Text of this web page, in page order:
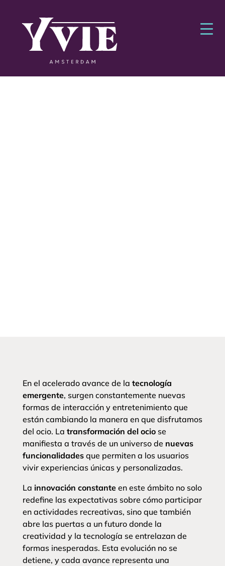
En el acelerado avance de la tecnología
emergente, surgen constantemente nuevas
formas de interacción y entretenimiento que
están cambiando la manera en que disfrutamos
del ocio. La transformación del ociose
manifiesta a través de un universo de nuevas
funcionalidadesque permiten a los usuarios
vivir experiencias únicas y personalizadas.
La innovación constanteen este ámbito no solo
redefine las expectativas sobre cómo participar
en actividades recreativas, sino que también
abre las puertas a un futuro donde la
creatividad y la tecnología se entrelazan de
formas inesperadas. Esta evolución no se
detiene, y cada avance representa una